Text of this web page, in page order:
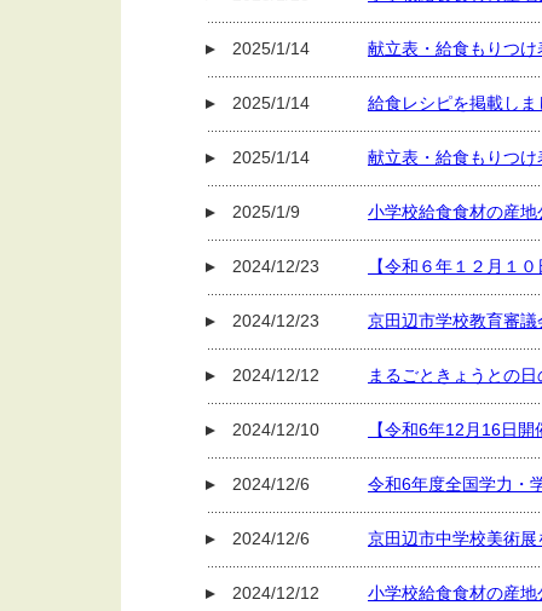
2025/1/14 献立表・給食もりつ
2025/1/14 給食レシピを掲載しま
2025/1/14 献立表・給食もりつ
2025/1/9 小学校給食食材の産
2024/12/23 【令和６年１２月１
2024/12/23 京田辺市学校教育審
2024/12/12 まるごときょうとの
2024/12/10 【令和6年12月16日
2024/12/6 令和6年度全国学力・
2024/12/6 京田辺市中学校美術
2024/12/12 小学校給食食材の産